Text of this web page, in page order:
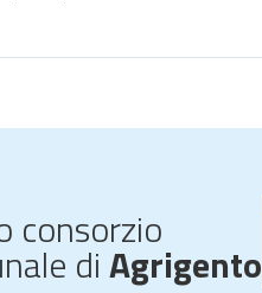
consorzio
diAgrigento